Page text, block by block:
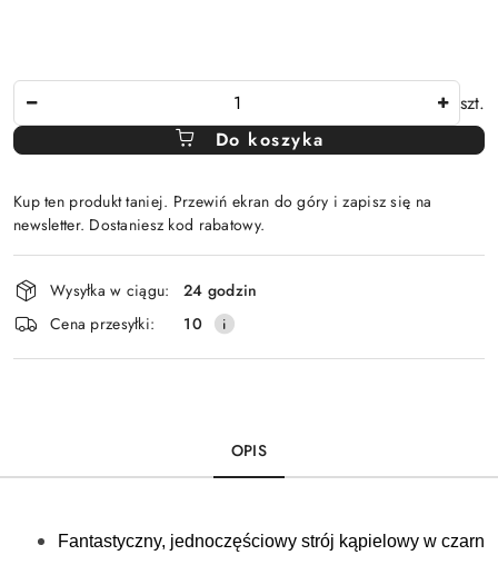
szt.
Do koszyka
Kup ten produkt taniej. Przewiń ekran do góry i zapisz się na
newsletter. Dostaniesz kod rabatowy.
Dostępność
i
dostawa
Wysyłka w ciągu:
24 godzin
Cena przesyłki:
10
OPIS
Fantastyczny, jednoczęściowy strój kąpielowy w